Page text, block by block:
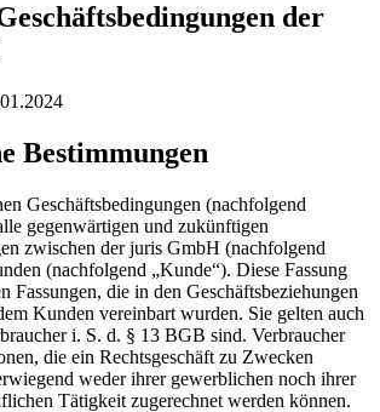
der
Bestimmungen
Geschäftsbedingungen (nachfolgend
gegenwärtigen und zukünftigen
zwischen der juris GmbH (nachfolgend
(nachfolgend „Kunde“). Diese Fassung
Fassungen, die in den Geschäftsbeziehungen
Kunden vereinbart wurden. Sie gelten auch
i. S. d. § 13 BGB sind. Verbraucher
die ein Rechtsgeschäft zu Zwecken
weder ihrer gewerblichen noch ihrer
Tätigkeit zugerechnet werden können.